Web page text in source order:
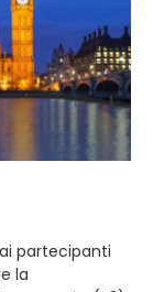
partecipanti
la